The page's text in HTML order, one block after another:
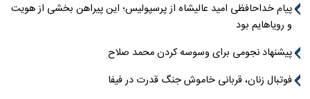
پیام خداحافظی امید عالیشاه از پرسپولیس؛ این پیراهن بخشی از هویت
و رویاهایم بود
پیشنهاد نجومی برای وسوسه کردن محمد صلاح
فوتبال زنان، قربانی خاموش جنگ قدرت در فیفا